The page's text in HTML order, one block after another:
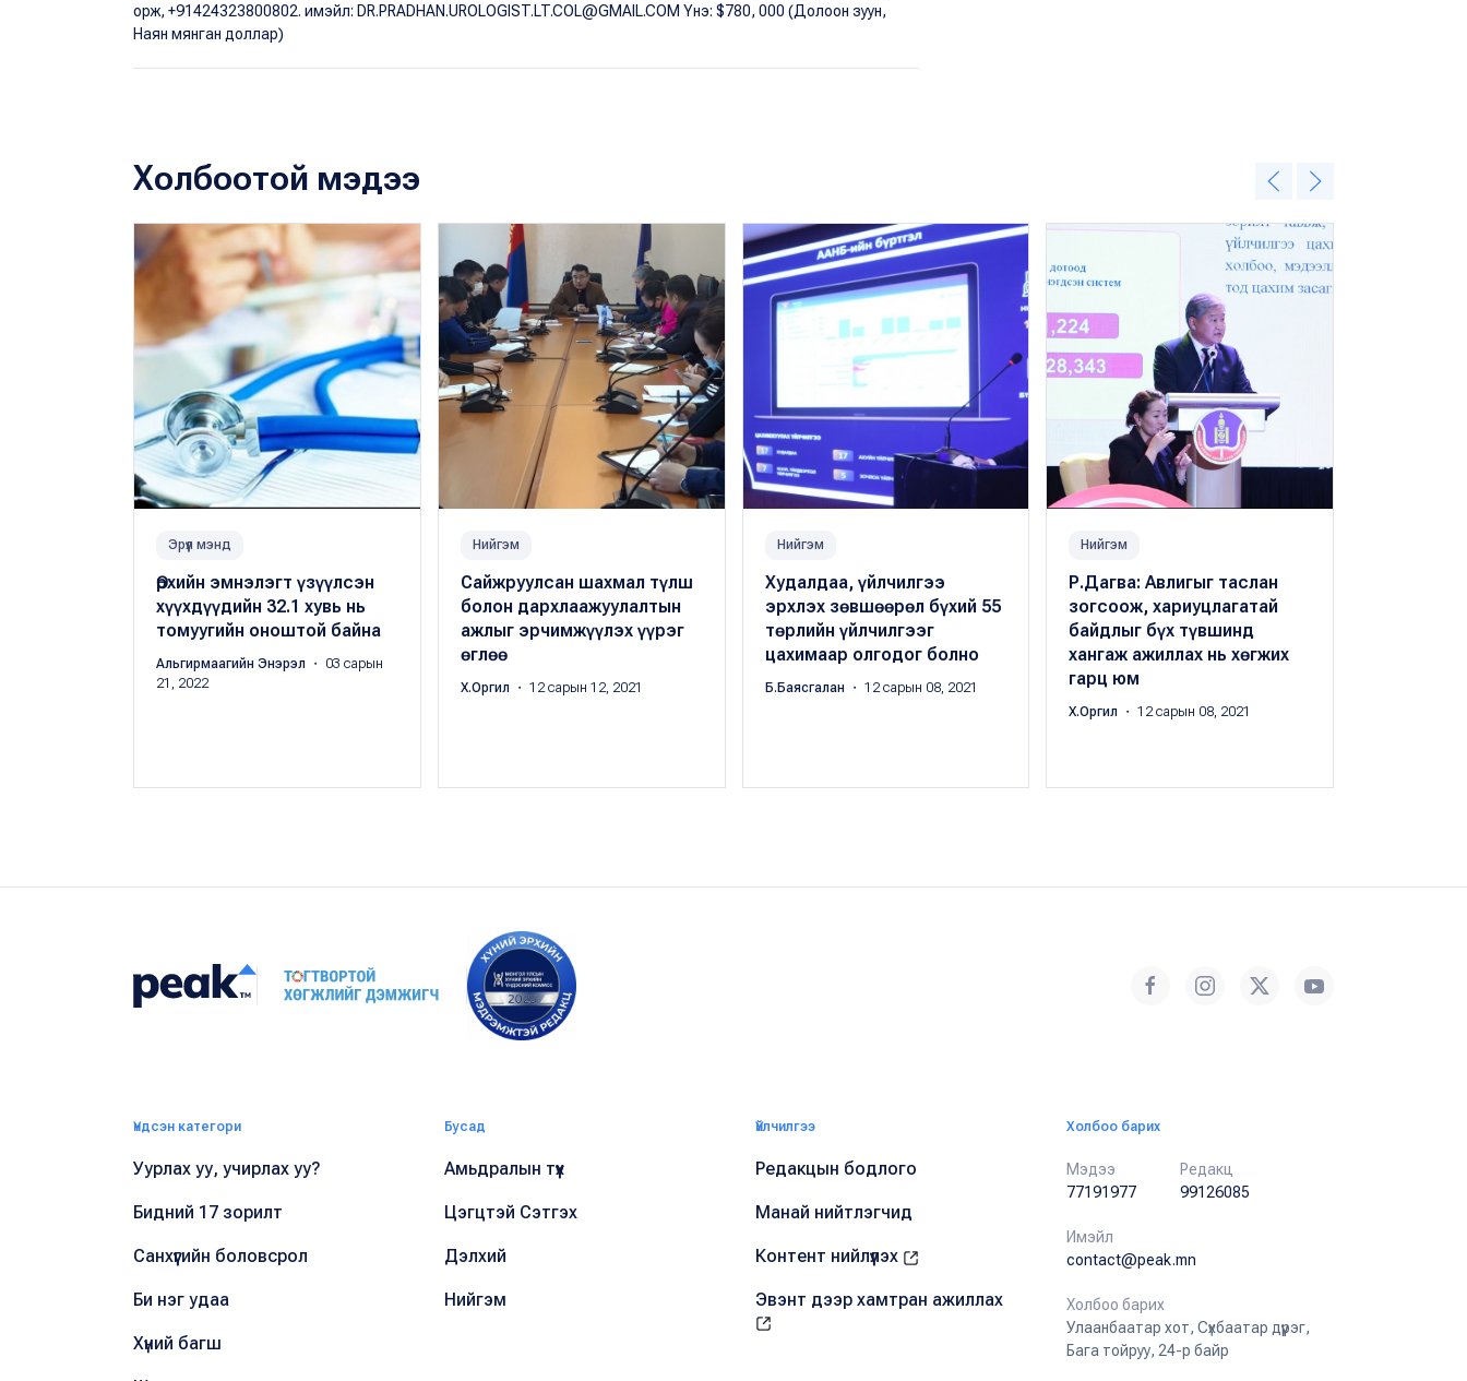
орж, +91424323800802. имэйл: DR.PRADHAN.UROLOGIST.LT.COL@GMAIL.COM Yнэ: $780, 000 (Долоон зуун,
Наян мянган доллар)
Холбоотой мэдээ
Эрүүл мэнд
Өрхийн эмнэлэгт үзүүлсэн
хүүхдүүдийн 32.1 хувь нь
томуугийн оноштой байна
Альгирмаагийн Энэрэл
・ 03 сарын
21, 2022
Нийгэм
Сайжруулсан шахмал түлш
болон дархлаажуулалтын
ажлыг эрчимжүүлэх үүрэг
өглөө
Х.Оргил ・ 12 сарын 12, 2021
Нийгэм
Худалдаа, үйлчилгээ
эрхлэх зөвшөөрөл бүхий 55
төрлийн үйлчилгээг
цахимаар олгодог болно
Б.Баясгалан ・ 12 сарын 08, 2021
Нийгэм
Р.Дагва: Авлигыг таслан
зогсоож, хариуцлагатай
байдлыг бүх түвшинд
хангаж ажиллах нь хөгжих
гарц юм
Х.Оргил ・ 12 сарын 08, 2021
Үндсэн категори
Уурлах уу, учирлах уу?
Бидний 17 зорилт
Санхүүгийн боловсрол
Би нэг удаа
Хүний багш
Бусад
Амьдралын түүх
Цэгцтэй Сэтгэх
Дэлхий
Нийгэм
Үйлчилгээ
Редакцын бодлого
Манай нийтлэгчид
Контент нийлүүлэх
Эвэнт дээр хамтран ажиллах
Холбоо барих
Мэдээ
77191977
Редакц
99126085
Имэйл
contact@peak.mn
Холбоо барих
Улаанбаатар хот, Сүхбаатар дүүрэг,
Бага тойруу, 24-р байр